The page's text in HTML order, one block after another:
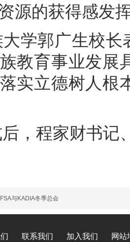
源的获得感发
学郭广生校长
教育事业发展
实立德树人根
，程家财书记
与KADIA冬季总会
联系我们 加入我们 网站